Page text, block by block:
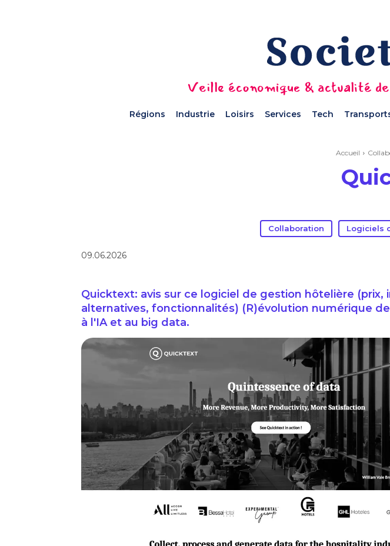
Veille économique & actualité
Régions Industrie Loisirs Services Tech
Accueil
Collaboration Logiciels
09.06.2026
Quicktext: avis sur ce logiciel de gestion hôtelière (prix,
alternatives, fonctionnalités) (R)évolution numérique
à l'IA et au big data.